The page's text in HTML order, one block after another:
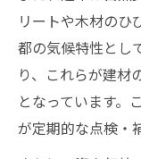
リートや木材のひ
都の気候特性とし
り、これらが建材
となっています。
が定期的な点検・